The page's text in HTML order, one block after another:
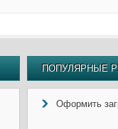
ПОПУЛЯРНЫЕ
Оформить